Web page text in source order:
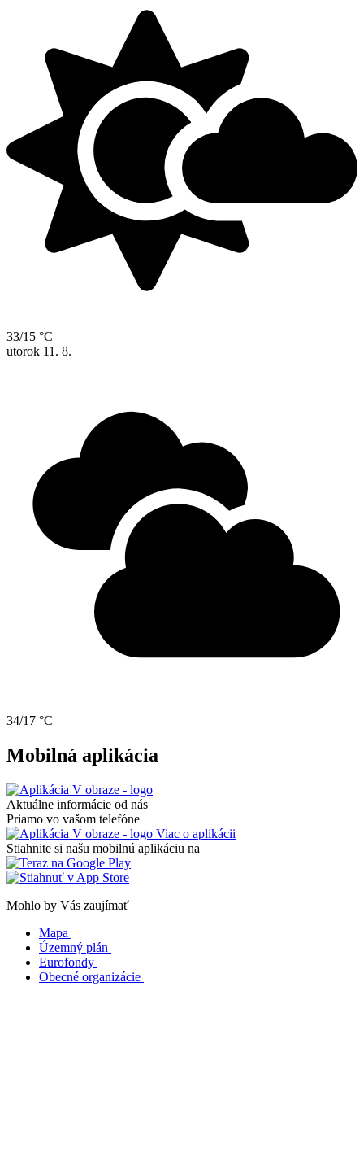
33/15 °C
utorok 11. 8.
34/17 °C
Mobilná aplikácia
Aktuálne informácie od nás
Priamo vo vašom telefóne
Viac o aplikácii
Stiahnite si našu mobilnú aplikáciu na
Mohlo by Vás zaujímať
Mapa
Územný plán
Eurofondy
Obecné organizácie